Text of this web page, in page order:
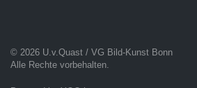
© 2026 U.v.Quast / VG Bild-Kunst Bonn
Alle Rechte vorbehalten.